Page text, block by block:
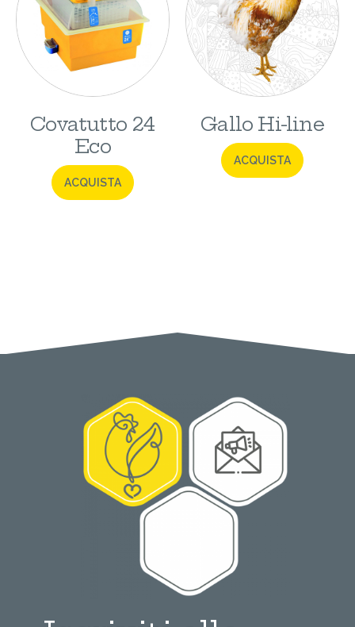
Covatutto 24
Eco
ACQUISTA
Gallo Hi-line
ACQUISTA